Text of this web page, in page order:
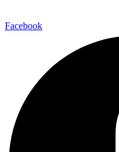
Facebook